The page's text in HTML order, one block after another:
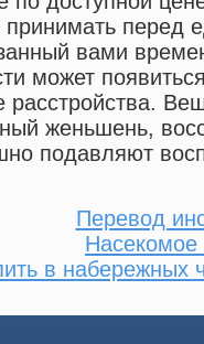
принимать перед
вами
может
расстройства.
женьшень,
подавляют
Перевод
в набережных